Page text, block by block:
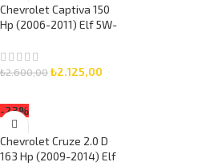
Chevrolet Captiva 150
Hp (2006-2011) Elf 5W-
Bakım Seti 3 Parça Set
₺2.600,00₺2.125,00
-23%
Chevrolet Cruze 2.0 D
163 Hp (2009-2014) Elf